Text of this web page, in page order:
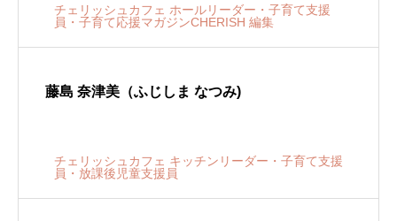
チェリッシュカフェ ホールリーダー・子育て支援
員・子育て応援マガジンCHERISH 編集
藤島 奈津美（ふじしま なつみ)
チェリッシュカフェ キッチンリーダー・子育て支援
員・放課後児童支援員